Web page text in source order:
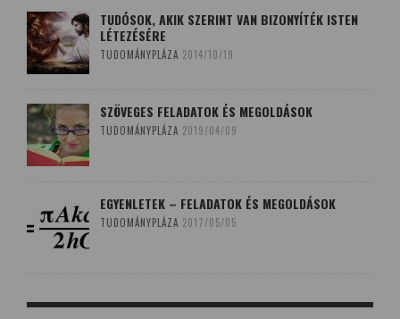
TUDÓSOK, AKIK SZERINT VAN BIZONYÍTÉK ISTEN
LÉTEZÉSÉRE
TUDOMÁNYPLÁZA 2014/10/19
SZÖVEGES FELADATOK ÉS MEGOLDÁSOK
TUDOMÁNYPLÁZA 2019/04/09
EGYENLETEK – FELADATOK ÉS MEGOLDÁSOK
TUDOMÁNYPLÁZA 2017/05/05